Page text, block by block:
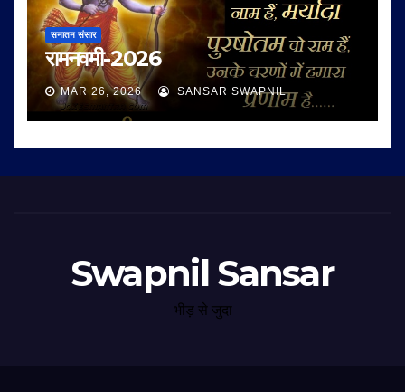
सनातन संसार
रामनवमी-2026
MAR 26, 2026 SANSAR SWAPNIL
Swapnil Sansar
भीड़ से जुदा